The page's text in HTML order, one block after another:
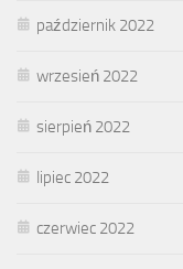
październik 2022
wrzesień 2022
sierpień 2022
lipiec 2022
czerwiec 2022